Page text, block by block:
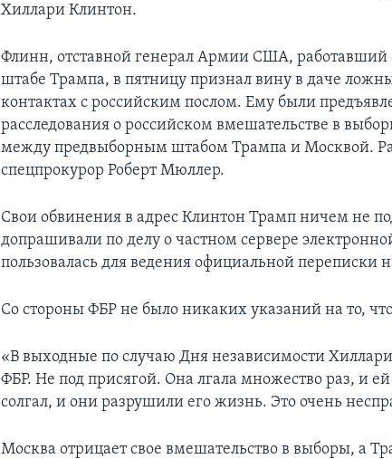
Хиллари Клинтон.
Флинн, отставной генерал Армии США, работавший
штабе Трампа, в пятницу признал вину в даче
контактах с российским послом. Ему были
расследования о российском вмешательстве в
между предвыборным штабом Трампа и Москвой.
спецпрокурор Роберт Мюллер.
Свои обвинения в адрес Клинтон Трамп ничем не
допрашивали по делу о частном сервере
пользовалась для ведения официальной переписки
Со стороны ФБР не было никаких указаний на то,
«В выходные по случаю Дня независимости
ФБР. Не под присягой. Она лгала множество раз, и
солгал, и они разрушили его жизнь. Это очень
Москва отрицает свое вмешательство в выборы, а